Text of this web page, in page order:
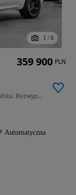
1 / 6
6167 cm3 • 717 KM • Trackhawk 717 KM. Salon Polska. Bezwypadkowy. FV23%
Automatyczna
359 900 PLN